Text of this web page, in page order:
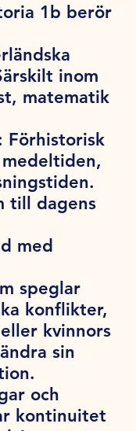
1b berör
inom
matematik
Förhistorisk
till dagens
med
speglar
konflikter,
kvinnors
sin
och
kontinuitet